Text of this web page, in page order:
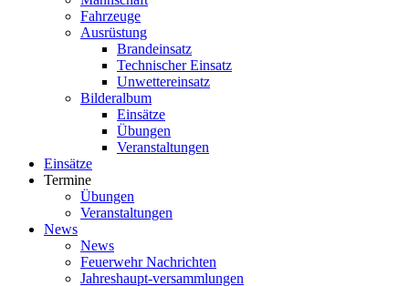
Fahrzeuge
Ausrüstung
Brandeinsatz
Technischer Einsatz
Unwettereinsatz
Bilderalbum
Einsätze
Übungen
Veranstaltungen
Einsätze
Termine
Übungen
Veranstaltungen
News
News
Feuerwehr Nachrichten
Jahreshaupt-versammlungen